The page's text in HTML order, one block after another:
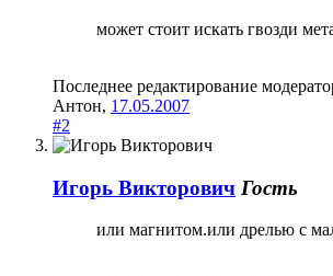
может стоит искать гвозди
Последнее редактирование
Антон, 17.05.2007
#2
Игорь Викторович Гость
или магнитом.или дрелью с